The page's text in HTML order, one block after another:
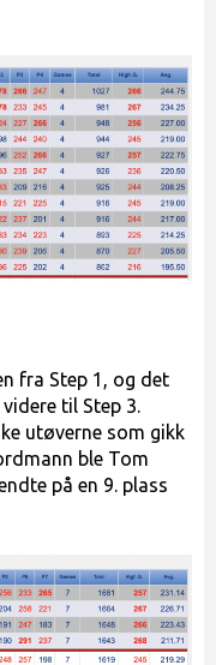
fra Step 1, og det
til Step 3.
utøverne som gikk
ble Tom
på en 9. plass